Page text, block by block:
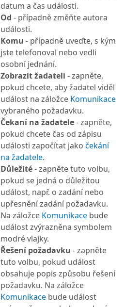
datum a čas události.
Od - případně změňte autora
události.
Komu - případně uveďte, s kým
jste telefonoval nebo vedli
osobní jednání.
Zobrazit žadateli - zapněte,
pokud chcete, aby žadatel viděl
událost na záložce Komunikace
vybraného požadavku.
Čekaní na žadatele- zapněte,
pokud chcete čas od zápisu
události započítat jako čekání
na žadatele.
Důležité- zapněte tuto volbu,
pokud se jedná o důležitou
událost, např. o zadání nebo
upřesnění zadání požadavku.
Na záložce Komunikace bude
událost zvýrazněna symbolem
modré vlajky.
Řešení požadavku - zapněte
tuto volbu, pokud událost
obsahuje popis způsobu řešení
požadavku. Na záložce
Komunikace bude událost